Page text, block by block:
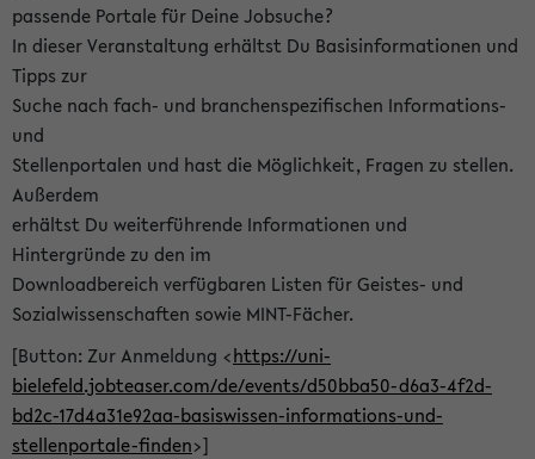
passende Portale für Deine Jobsuche?
In dieser Veranstaltung erhältst Du Basisinformationen und
Tipps zur
Suche nach fach- und branchenspezifischen Informations-
und
Stellenportalen und hast die Möglichkeit, Fragen zu stellen.
Außerdem
erhältst Du weiterführende Informationen und
Hintergründe zu den im
Downloadbereich verfügbaren Listen für Geistes- und
Sozialwissenschaften sowie MINT-Fächer.
[Button: Zur Anmeldung <https://uni-
bielefeld.jobteaser.com/de/events/d50bba50-d6a3-4f2d-
bd2c-17d4a31e92aa-basiswissen-informations-und-
stellenportale-finden>]